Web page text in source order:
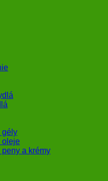
gély
oleje
a krémy